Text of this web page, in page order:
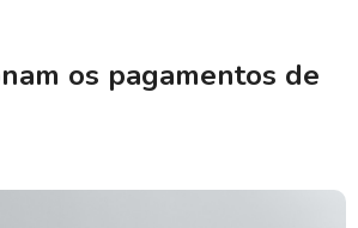
os pagamentos de